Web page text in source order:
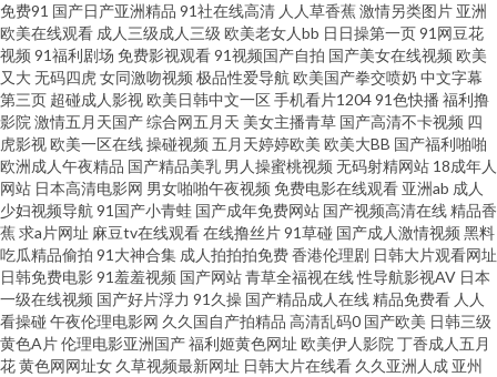
四区自拍 九九热视 欧美性变态网 三级网站在线 亚洲精品黄色网址 在线看香
蕉视频 97成人剧场 福利精品店 九九豆花社区 男人天堂无码 青青操逼网 熟女
色福利导航 中文字幕精东影业 97资源麻烦视频 操操超碰 高清无码色情导航
另类图片综合 伊人影院成人A片 99热最新地址6 岛国电影网 久久伊人国产精
品 欧州午夜影院 日批网站在线观看 午夜毛片网址 91破解官网免费 草逼影视
国产精品传媒1 黑人精品区97 男人天堂资源网 午夜福利91av 91色情影院 av
操超碰 丁香社区五月天 国产视频在线观看 老司机操操 日韩A级电影 四虎黄色
免费91 国产日产亚洲精品 91社在线高清 人人草香蕉激情另类图片 亚洲
欧美在线观看 成人三级成人三级 欧美老女人bb 日日操第一页91网豆花
视频 91福利剧场 免费影视观看91视频国产自拍 国产美女在线视频 欧美
又大 无码四虎女同激吻视频 极品性爱导航 欧美国产拳交喷奶 中文字幕
第三页 超碰成人影视 欧美日韩中文一区手机看片120491色快播 福利撸
影院激情五月天国产综合网五月天 美女主播青草 国产高清不卡视频 四
虎影视 欧美一区在线操碰视频 五月天婷婷欧美 欧美大BB 国产福利啪啪
欧洲成人午夜精品 国产精品美乳 男人操蜜桃视频 无码射精网站 18成年人
网站 日本高清电影网 男女啪啪午夜视频 免费电影在线观看 亚洲ab 成人
少妇视频导航91国产小青蛙 国产成年免费网站 国产视频高清在线精品香
蕉求a片网址 麻豆tv在线观看在线撸丝片91草碰 国产成人激情视频 黑料
吃瓜精品偷拍 91大神合集 成人拍拍拍免费香港伦理剧 日韩大片观看网址
日韩免费电影91羞羞视频 国产网站青草全福视在线性导航影视AV 日本
一级在线视频 国产好片浮力 91久操 国产精品成人在线精品免费看 人人
看操碰 午夜伦理电影网 久久国自产拍精品 高清乱码0 国产欧美 日韩三级
黄色A片伦理电影亚洲国产福利姬黄色网址 欧美伊人影院丁香成人五月
花黄色网网址女 久草视频最新网址 日韩大片在线看 久久亚洲人成 亚州